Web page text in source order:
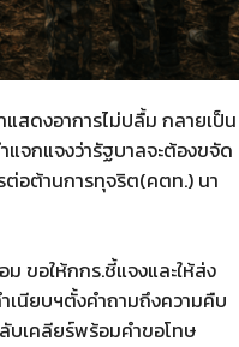
สดงอาการไม่ปลื้ม กลายเป็น
จกแจงว่ารัฐบาลจะต้องขจัด
อต้านการทุจริต(คตท.) นา
ขอให้กกร.ชี้แจงและให้ส่ง
เนียบฯตั้งคำถามถึงความคืบ
บเคลียร์พร้อมคำขอโทษ